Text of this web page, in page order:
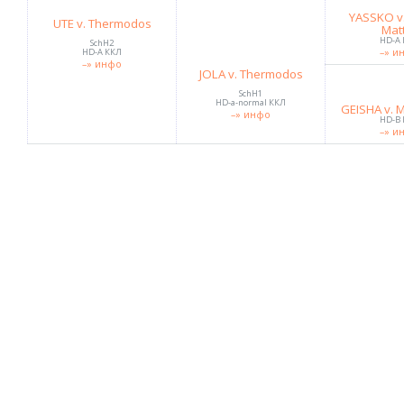
UTE v. Thermodos
SchH2
HD-A ККЛ
–» инфо
JOLA v. Thermodos
SchH1
HD-a-normal ККЛ
–» инфо
YASSKO
HD-
–»
GEISHA v.
HD-
–»